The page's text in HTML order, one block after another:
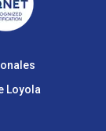
Loyola